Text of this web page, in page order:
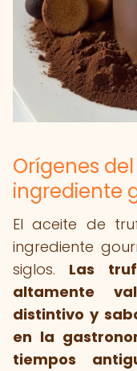
Orígenes
ingrediente
El aceite de
ingrediente
siglos. Las
altamente
distintivo y
en la
tiempos